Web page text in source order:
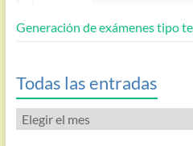
Generación de exámenes tipo
Todas las entradas
Todas
las